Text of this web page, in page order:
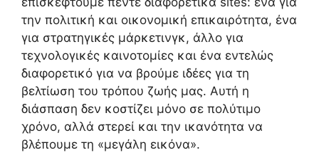
την πολιτική και οικονομική επικαιρότητα, ένα
για στρατηγικές μάρκετινγκ, άλλο για
τεχνολογικές καινοτομίες και ένα εντελώς
διαφορετικό για να βρούμε ιδέες για τη
βελτίωση του τρόπου ζωής μας. Αυτή η
διάσπαση δεν κοστίζει μόνο σε πολύτιμο
χρόνο, αλλά στερεί και την ικανότητα να
βλέπουμε τη «μεγάλη εικόνα».